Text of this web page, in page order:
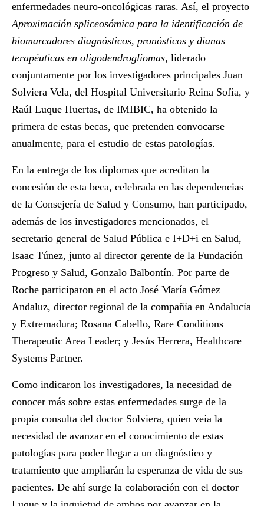
enfermedades neuro-oncológicas raras. Así, el proyecto
Aproximación spliceosómica para la identificación de
biomarcadores diagnósticos, pronósticos y dianas
terapéuticas en oligodendrogliomas, liderado
conjuntamente por los investigadores principales Juan
Solviera Vela, del Hospital Universitario Reina Sofía, y
Raúl Luque Huertas, de IMIBIC, ha obtenido la
primera de estas becas, que pretenden convocarse
anualmente, para el estudio de estas patologías.
En la entrega de los diplomas que acreditan la
concesión de esta beca, celebrada en las dependencias
de la Consejería de Salud y Consumo, han participado,
además de los investigadores mencionados, el
secretario general de Salud Pública e I+D+i en Salud,
Isaac Túnez, junto al director gerente de la Fundación
Progreso y Salud, Gonzalo Balbontín. Por parte de
Roche participaron en el acto José María Gómez
Andaluz, director regional de la compañía en Andalucía
y Extremadura; Rosana Cabello, Rare Conditions
Therapeutic Area Leader; y Jesús Herrera, Healthcare
Systems Partner.
Como indicaron los investigadores, la necesidad de
conocer más sobre estas enfermedades surge de la
propia consulta del doctor Solviera, quien veía la
necesidad de avanzar en el conocimiento de estas
patologías para poder llegar a un diagnóstico y
tratamiento que ampliarán la esperanza de vida de sus
pacientes. De ahí surge la colaboración con el doctor